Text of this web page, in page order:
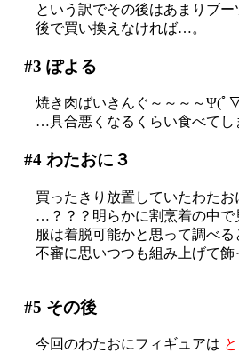
という訳でその後はあまりブ
後で買い換えなければ…。
#3 ぽよる
焼き肉ばいきんぐ～～～～Ψ(ﾟ
…具合悪くなるくらい食べて
#4わたおに３
買ったきり放置していたわたお
…？？？明らかに割烹着の中で
服は着脱可能かと思って調べ
不審に思いつつも組み上げて飾
#5 その後
今回のわたおにフィギュアは